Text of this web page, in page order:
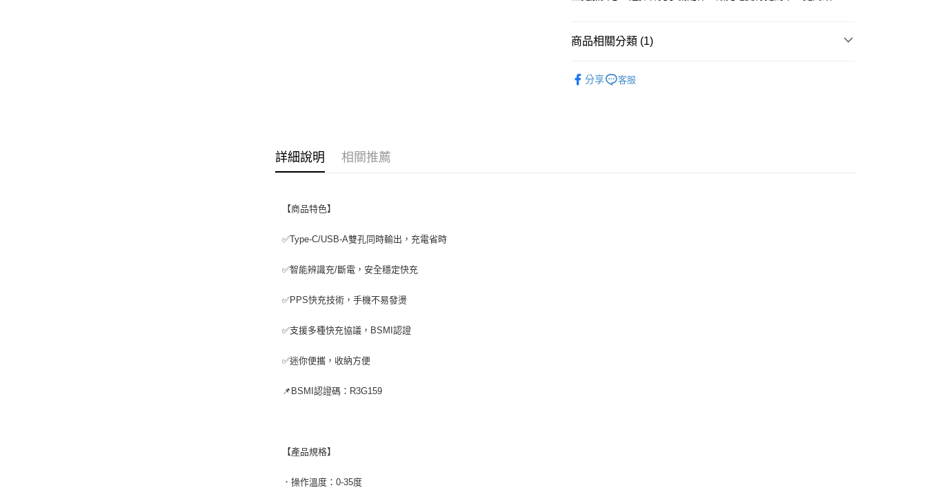
商品相關分類 (1)
分享
客服
詳細說明 相關推薦
【商品特色】
✅Type-C/USB-A雙孔同時輸出，充電省時
✅智能辨識充/斷電，安全穩定快充
✅PPS快充技術，手機不易發燙
✅支援多種快充協議，BSMI認證
✅迷你便攜，收納方便
📌BSMI認證碼：R3G159
【產品規格】
．操作溫度：0-35度